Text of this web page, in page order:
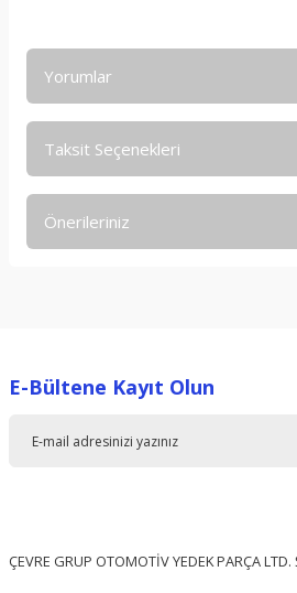
Yorumlar
Taksit Seçenekleri
Önerileriniz
Ürün resmi kalitesiz, bozuk veya
E-Bültene Kayıt Olun
ÇEVRE GRUP OTOMOTİV YEDEK PARÇA LTD.